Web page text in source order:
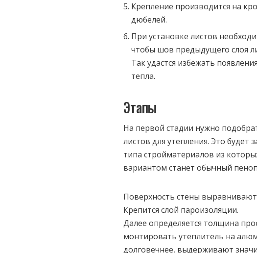
Крепление производится на
дюбелей.
При установке листов
чтобы шов предыдущего слоя
Так удастся избежать
тепла.
Этапы
На первой стадии нужно
листов для утепления. Это
типа стройматериалов из
вариантом станет обычный
Поверхность стены
Крепится слой пароизоляции.
Далее определяется толщина
монтировать утеплитель на
долговечнее, выдерживают